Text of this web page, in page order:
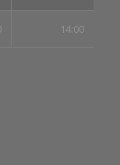
14:00